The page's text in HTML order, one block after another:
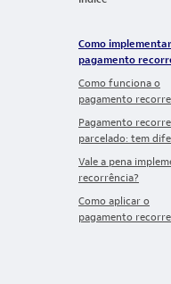
Como
pagamento
Como funciona o
pagamento
Pagamento
parcelado: tem
Vale a pena
recorrência?
Como aplicar o
pagamento